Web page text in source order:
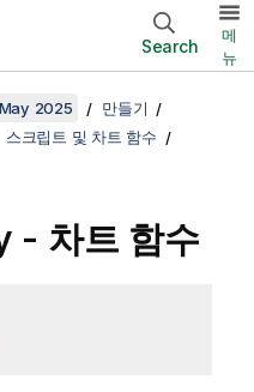
Search
메
뉴
2025
만들기
스크립트 및 차트 함수
- 차트 함수